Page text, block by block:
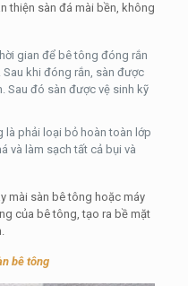
thiện sàn đá mài bền, không
gian để bê tông đóng rắn
khi đóng rắn, sàn được
Sau đó sàn được vệ sinh kỹ
là phải loại bỏ hoàn toàn lớp
và làm sạch tất cả bụi và
mài sàn bê tông hoặc máy
của bê tông, tạo ra bề mặt
bê tông